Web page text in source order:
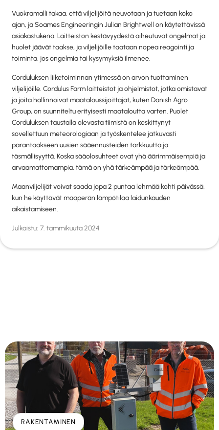
Vuokramalli takaa, että viljelijöitä neuvotaan ja tuetaan koko
ajan, ja Soames Engineeringin Julian Brightwell on käytettävissä
asiakastukena. Laitteiston kestävyydestä aiheutuvat ongelmat ja
huolet jäävät taakse, ja viljelijöille taataan nopea reagointi ja
toiminta, jos ongelmia tai kysymyksiä ilmenee.
Corduluksen liiketoiminnan ytimessä on arvon tuottaminen
viljelijöille. Cordulus Farm laitteistot ja ohjelmistot, jotka omistavat
ja joita hallinnoivat maataloussijoittajat, kuten Danish Agro
Group, on suunniteltu erityisesti maataloutta varten. Puolet
Corduluksen taustalla olevasta tiimistä on keskittynyt
sovellettuun meteorologiaan ja työskentelee jatkuvasti
parantaakseen uusien sääennusteiden tarkkuutta ja
täsmällisyyttä. Koska sääolosuhteet ovat yhä äärimmäisempiä ja
arvaamattomampia, tämä on yhä tärkeämpää ja tärkeämpää.
Maanviljelijät voivat saada jopa 2 puntaa lehmää kohti päivässä,
kun he käyttävät maaperän lämpötilaa laidunkauden
aikaistamiseen.
Julkaistu: 7. tammikuuta 2024
RAKENTAMINEN